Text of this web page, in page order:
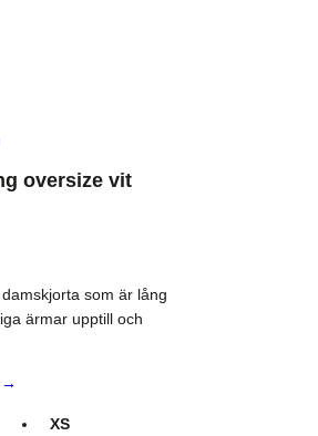
oversize vit
som är lång
ärmar upptill och
→
XS